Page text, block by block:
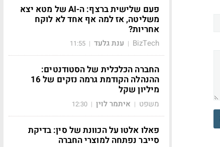
פעם שלישית ברצף: ה-AI של מטא יצא
משליטה, אז למה אף אחד לא לוקח
אחריות?
BizTech
| ענת גלעד |
11:55
החברה הכלכלית של הסטודנטים:
ההנהלה הקודמת גרמה נזקים של 16
מיליון שקל
משפט | איתמר לוין |
12:30
פאלו אלטו על הכוונת של סין: בדיקת
סייבר נפתחה למוצרי החברה